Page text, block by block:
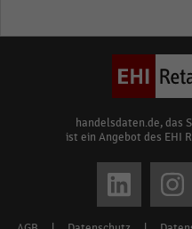
handelsdaten.de, das
ist ein Angebot des EHI